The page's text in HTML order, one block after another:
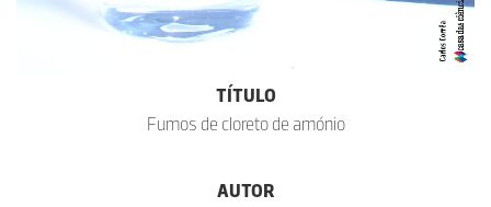
TÍTULO
Fumos de cloreto de amónio
AUTOR